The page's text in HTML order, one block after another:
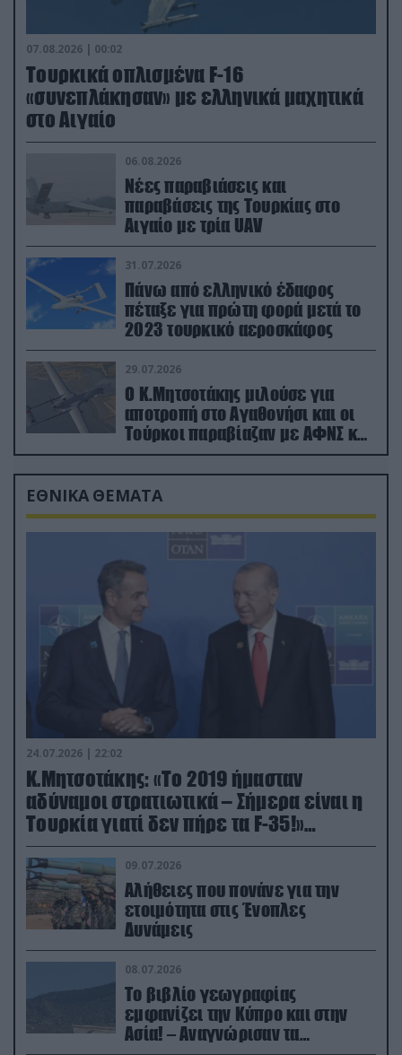
07.08.2026 | 00:02
Τουρκικά οπλισμένα F-16
«συνεπλάκησαν» με ελληνικά μαχητικά
στο Αιγαίο
06.08.2026
Νέες παραβιάσεις και
παραβάσεις της Τουρκίας στο
Αιγαίο με τρία UAV
31.07.2026
Πάνω από ελληνικό έδαφος
πέταξε για πρώτη φορά μετά το
2023 τουρκικό αεροσκάφος
29.07.2026
Ο Κ.Μητσοτάκης μιλούσε για
αποτροπή στο Αγαθονήσι και οι
Τούρκοι παραβίαζαν με ΑΦΝΣ και
drone
ΕΘΝΙΚΑ ΘΕΜΑΤΑ
24.07.2026 | 22:02
Κ.Μητσοτάκης: «Το 2019 ήμασταν
αδύναμοι στρατιωτικά – Σήμερα είναι η
Τουρκία γιατί δεν πήρε τα F-35!»
(βίντεο)
09.07.2026
Αλήθειες που πονάνε για την
ετοιμότητα στις Ένοπλες
Δυνάμεις
08.07.2026
Το βιβλίο γεωγραφίας
εμφανίζει την Κύπρο και στην
Ασία! – Αναγνώρισαν τα